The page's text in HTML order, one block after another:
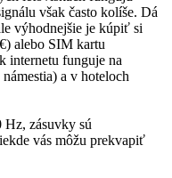
však často kolíše. Dá
výhodnejšie je kúpiť si
alebo SIM kartu
internetu funguje na
a v hoteloch
Hz, zásuvky sú
vás môžu prekvapiť